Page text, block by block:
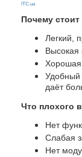
ITC.ua
Почему
Легкий,
Высокая
Хорошая
Удобный
даёт
Что плохого
Нет
Слабая
Нет